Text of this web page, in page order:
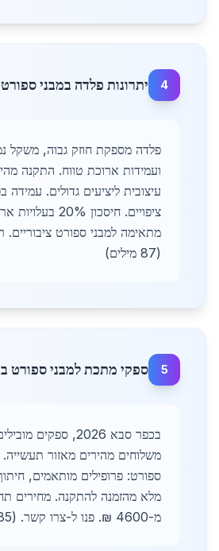
4 יתרונות פלדה במבני
פלדה מספקת חוזק גבוה, משקל
ועמידות ארוכת טווח. התקנה
עיצובית ליציעים גדולים.
ציפויים. חיסכון 20%
מתאימה למבני ספורט ציבוריים.
(87 מילים)
5 ספקי מתכת למבני ספורט
בכפר סבא 2026, ספקים
משלוחים מהירים מאזור
מלא מהזמנה להתקנה. מחירים
מ-4600 ₪. פנו ל-צרו קשר. (85 מילים)